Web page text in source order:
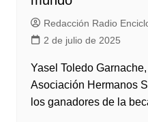
Redacción Radio
2 de julio de 2025
Yasel Toledo
Asociación Hermanos
los ganadores de la